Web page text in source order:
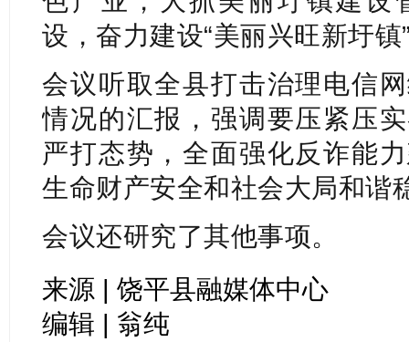
设，奋力建设“美丽兴旺新圩镇
会议听取全县打击治理电信
情况的汇报，强调要压紧压
严打态势，全面强化反诈能
生命财产安全和社会大局和谐
会议还研究了其他事项。
来源 | 饶平县融媒体中心
编辑 | 翁纯